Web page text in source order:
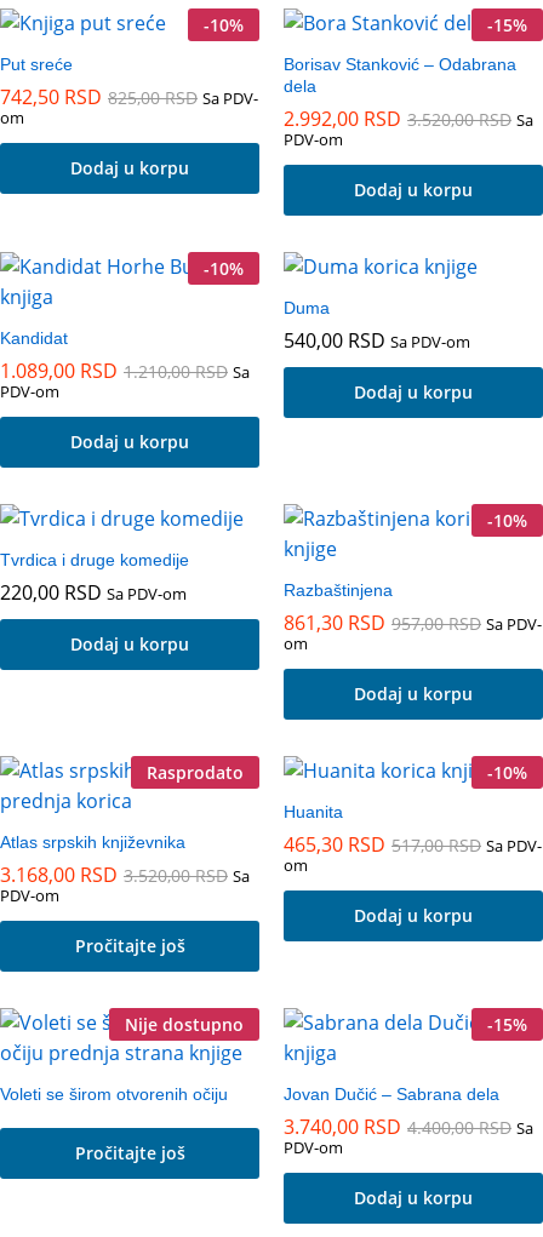
-10%
Put sreće
742,50 RSD 825,00RSD Sa PDV-
om
Dodaj u korpu
-15%
Borisav Stanković – Odabrana
dela
2.992,00 RSD 3.520,00RSD Sa
PDV-om
Dodaj u korpu
-10%
Kandidat
1.089,00 RSD 1.210,00RSD Sa
PDV-om
Dodaj u korpu
Duma
540,00 RSD Sa PDV-om
Dodaj u korpu
Tvrdica i druge komedije
220,00 RSD Sa PDV-om
Dodaj u korpu
-10%
Razbaštinjena
861,30 RSD 957,00RSD Sa PDV-
om
Dodaj u korpu
Rasprodato
Atlas srpskih književnika
3.168,00 RSD 3.520,00RSD Sa
PDV-om
Pročitajte još
-10%
Huanita
465,30 RSD 517,00RSD Sa PDV-
om
Dodaj u korpu
Nije dostupno
Voleti se širom otvorenih očiju
Pročitajte još
-15%
Jovan Dučić – Sabrana dela
3.740,00 RSD 4.400,00RSD Sa
PDV-om
Dodaj u korpu